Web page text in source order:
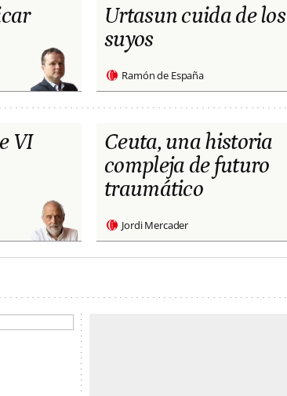
Urtasun cuida de los
suyos
Ramón de España
VI
Ceuta, una historia
compleja de futuro
traumático
Jordi Mercader